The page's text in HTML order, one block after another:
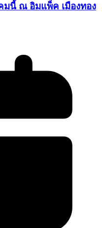
มนี้ ณ อิมแพ็ค เมืองทอง